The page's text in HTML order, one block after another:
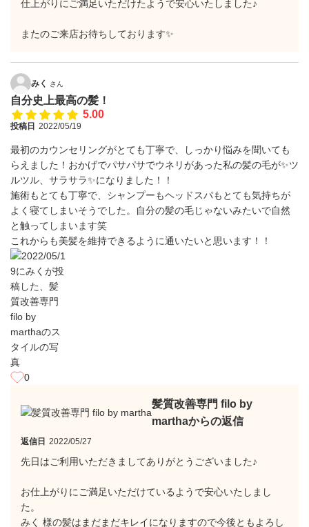
仕上がりにご満足いただけたようで安心いたしました♪
またのご来店お待ちしております✨
みく さん
自分史上最高の髪！
5.00
投稿日 2022/05/19
最初のカウンセリングがとても丁寧で、しっかり悩みを聞いても
らえました！おかげでパサパサでウネリがあった私の髪の毛が✨ツ
ルツル、サラサラ✨になりました！！
施術もとても丁寧で、シャンプーもヘッドスパもとても気持ちが
よく寝てしまいそうでした。自分の髪の毛じゃないみたいで自然
と触ってしまいます笑
これからも美髪を維持できるように通いたいと思います！！
0
髪質改善専門 filo by
marthaからの返信
返信日 2022/05/27
先日はご利用いただきましてありがとうございました♪
お仕上がりにご満足いただけているようで安心いたしまし
た。
みく 様の髪はまだまだキレイになりますので今後ともよろし